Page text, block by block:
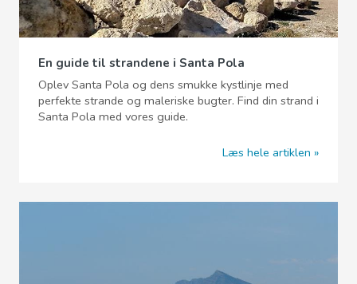
En guide til strandene i Santa Pola
Oplev Santa Pola og dens smukke kystlinje med
perfekte strande og maleriske bugter. Find din strand i
Santa Pola med vores guide.
Læs hele artiklen